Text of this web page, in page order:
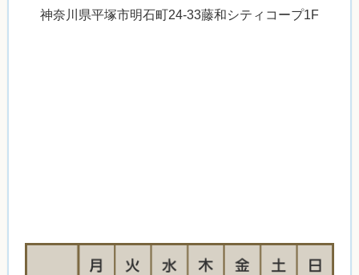
神奈川県平塚市明石町24-33藤和シティコープ1F